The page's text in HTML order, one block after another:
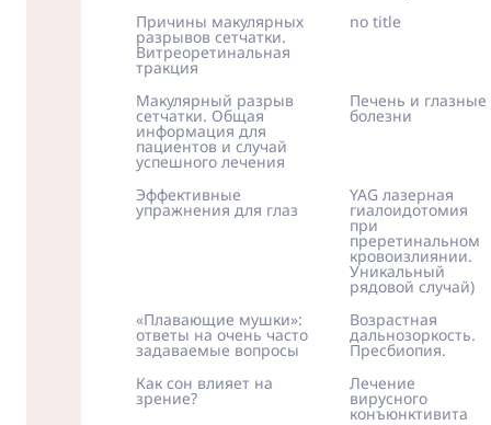
Причины макулярных
разрывов сетчатки.
Витреоретинальная
тракция
no title
Макулярный разрыв
сетчатки. Общая
информация для
пациентов и случай
успешного лечения
Печень и глазные
болезни
Эффективные
упражнения для глаз
YAG лазерная
гиалоидотомия
при
преретинальном
кровоизлиянии.
Уникальный
рядовой случай)
«Плавающие мушки»:
ответы на очень часто
задаваемые вопросы
Возрастная
дальнозоркость.
Пресбиопия.
Как сон влияет на
зрение?
Лечение
вирусного
конъюнктивита